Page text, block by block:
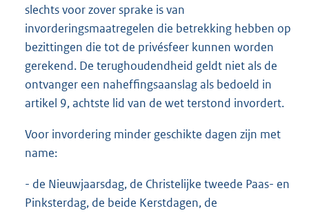
slechts voor zover sprake is van
invorderingsmaatregelen die betrekking hebben op
bezittingen die tot de privésfeer kunnen worden
gerekend. De terughoudendheid geldt niet als de
ontvanger een naheffingsaanslag als bedoeld in
artikel 9, achtste lid van de wet terstond invordert.
Voor invordering minder geschikte dagen zijn met
name:
- de Nieuwjaarsdag, de Christelijke tweede Paas- en
Pinksterdag, de beide Kerstdagen, de